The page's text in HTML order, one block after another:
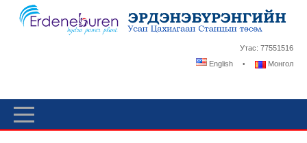
Утас: 77551516
English
Монгол